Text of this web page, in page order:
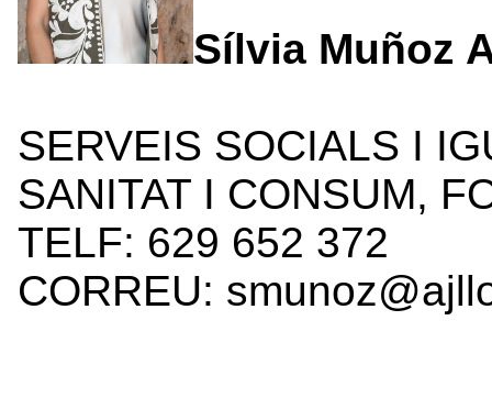
Sílvia Muñoz
SERVEIS SOCIALS I
SANITAT I CONSUM,
TELF: 629 652 372
CORREU: